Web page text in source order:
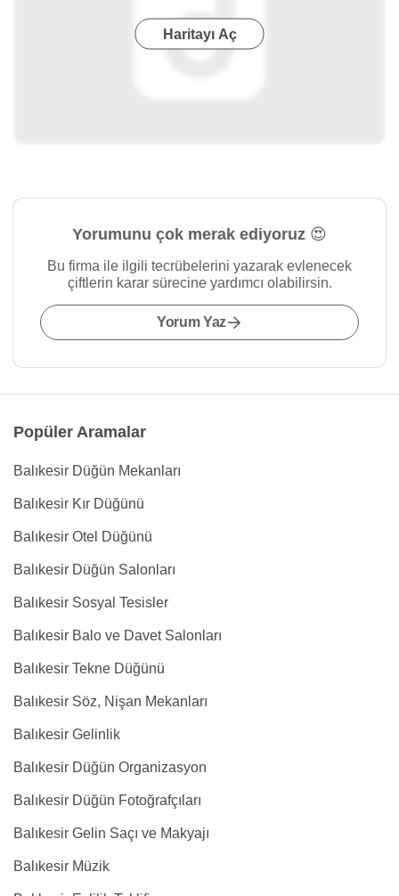
Haritayı Aç
Yorumunu çok merak ediyoruz 😍
Bu firma ile ilgili tecrübelerini yazarak evlenecek
çiftlerin karar sürecine yardımcı olabilirsin.
Yorum Yaz
Popüler Aramalar
Balıkesir Düğün Mekanları
Balıkesir Kır Düğünü
Balıkesir Otel Düğünü
Balıkesir Düğün Salonları
Balıkesir Sosyal Tesisler
Balıkesir Balo ve Davet Salonları
Balıkesir Tekne Düğünü
Balıkesir Söz, Nişan Mekanları
Balıkesir Gelinlik
Balıkesir Düğün Organizasyon
Balıkesir Düğün Fotoğrafçıları
Balıkesir Gelin Saçı ve Makyajı
Balıkesir Müzik